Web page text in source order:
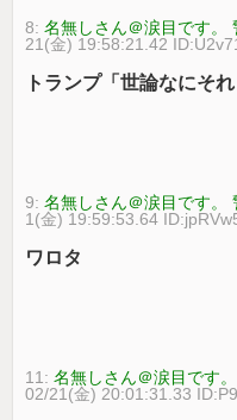
8:名無しさん＠涙目です。
21(金) 19:58:21.42
トランプ「世論なにそ
9:名無しさん＠涙目です。
1(金) 19:59:53.64
ワロタ
11:名無しさん＠涙目です
02/21(金) 20:01:31.33